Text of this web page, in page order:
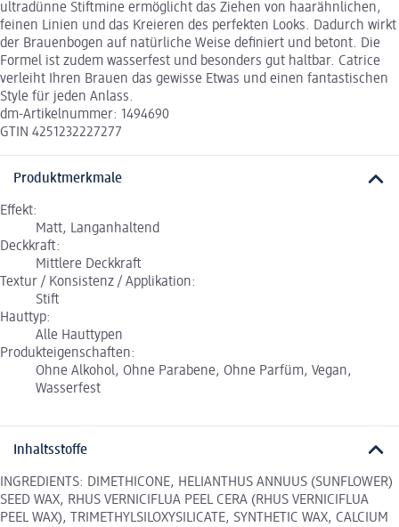
ultradünne Stiftmine ermöglicht das Ziehen von haarähnlichen,
feinen Linien und das Kreieren des perfekten Looks. Dadurch wirkt
der Brauenbogen auf natürliche Weise definiert und betont. Die
Formel ist zudem wasserfest und besonders gut haltbar. Catrice
verleiht Ihren Brauen das gewisse Etwas und einen fantastischen
Style für jeden Anlass.
dm-Artikelnummer: 1494690
GTIN 4251232227277
Produktmerkmale
Effekt:
Matt, Langanhaltend
Deckkraft:
Mittlere Deckkraft
Textur / Konsistenz / Applikation:
Stift
Hauttyp:
Alle Hauttypen
Produkteigenschaften:
Ohne Alkohol, Ohne Parabene, Ohne Parfüm, Vegan,
Wasserfest
Inhaltsstoffe
INGREDIENTS: DIMETHICONE, HELIANTHUS ANNUUS (SUNFLOWER)
SEED WAX, RHUS VERNICIFLUA PEEL CERA (RHUS VERNICIFLUA
PEEL WAX), TRIMETHYLSILOXYSILICATE, SYNTHETIC WAX, CALCIUM